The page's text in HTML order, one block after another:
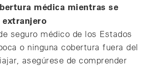
médica mientras se
extranjero
seguro médico de los Estados
o ninguna cobertura fuera del
asegúrese de comprender